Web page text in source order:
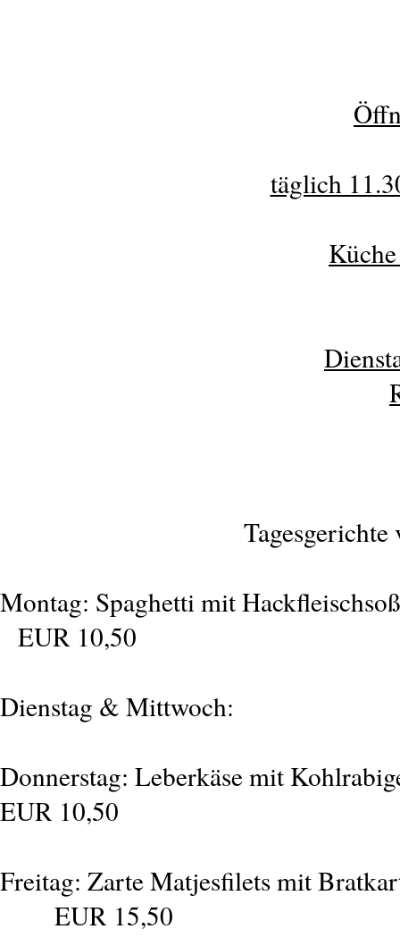
täglich
Montag: Spaghetti mit
EUR 10,50
Dienstag &
Donnerstag: Leberkäse mit
EUR 10,50
Freitag: Zarte
EUR 15,50